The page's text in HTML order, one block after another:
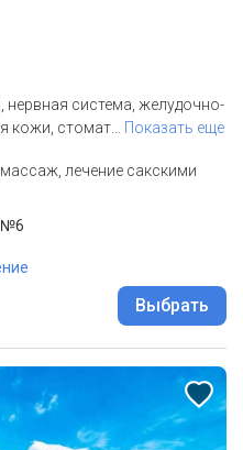
система, желудочно-
кожи, стомат… Показать еще
лечение сакскими
№6
Выбрать